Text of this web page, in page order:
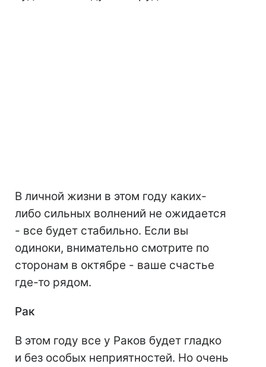
В личной жизни в этом году каких-
либо сильных волнений не ожидается
- все будет стабильно. Если вы
одиноки, внимательно смотрите по
сторонам в октябре - ваше счастье
где-то рядом.
Рак
В этом году все у Раков будет гладко
и без особых неприятностей. Но очень